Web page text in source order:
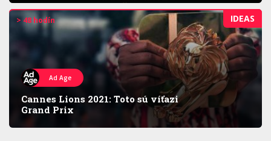
IDEAS
> 48 hodín
Ad Age
Cannes Lions 2021: Toto sú víťazi
Grand Prix